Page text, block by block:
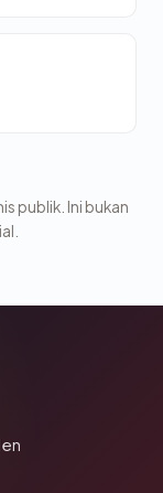
publik. Ini bukan